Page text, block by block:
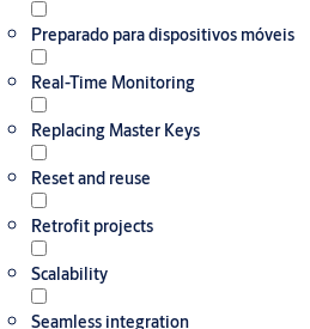
Preparado para dispositivos móveis
Real-Time Monitoring
Replacing Master Keys
Reset and reuse
Retrofit projects
Scalability
Seamless integration